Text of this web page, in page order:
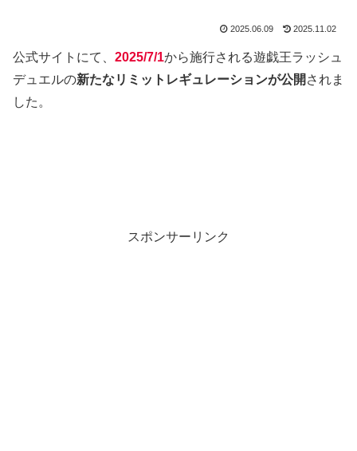
2025.06.09 2025.11.02
公式サイトにて、 2025/7/1から施行される遊戯王ラッシュ
デュエルの新たなリミットレギュレーションが公開 されま
した。
スポンサーリンク